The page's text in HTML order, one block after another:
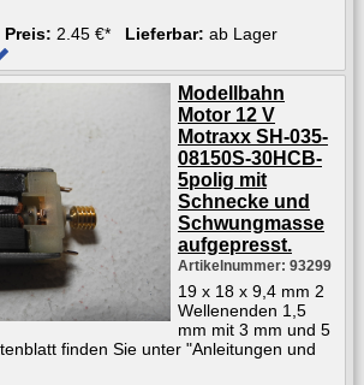
Preis: 2.45 €* Lieferbar: ab Lager
Modellbahn
Motor 12 V
Motraxx SH-035-
08150S-30HCB-
5polig mit
Schnecke und
Schwungmasse
aufgepresst.
Artikelnummer: 93299
19 x 18 x 9,4 mm 2
Wellenenden 1,5
mm mit 3 mm und 5
finden Sie unter "Anleitungen und